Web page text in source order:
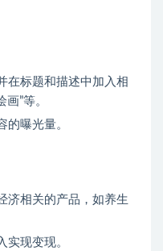
在标题和描述中加入相
”等。
的曝光量。
济相关的产品，如养生
实现变现。